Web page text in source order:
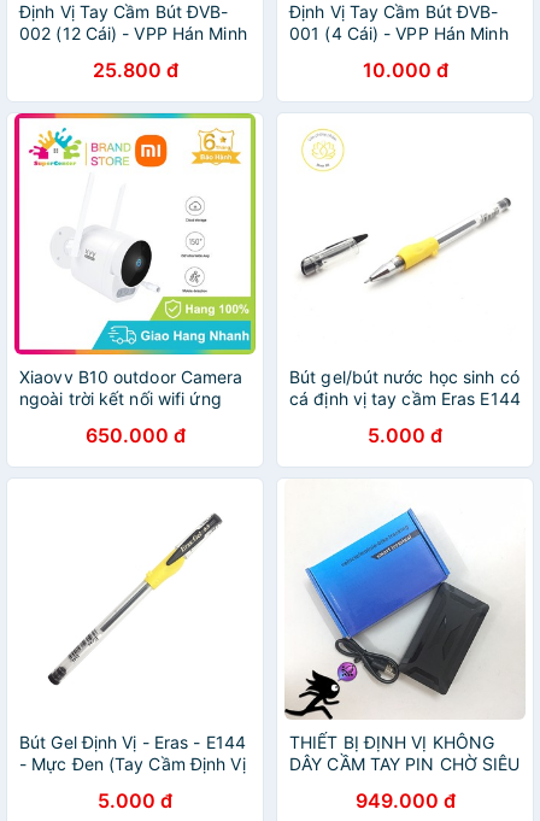
Định Vị Tay Cầm Bút ĐVB-
002 (12 Cái) - VPP Hán Minh
25.800 đ
Định Vị Tay Cầm Bút ĐVB-
001 (4 Cái) - VPP Hán Minh
10.000 đ
Xiaovv B10 outdoor Camera
ngoài trời kết nối wifi ứng
nước 6 tháng Bảo hành
650.000 đ
Bút gel/bút nước học sinh có
cá định vị tay cầm Eras E144
5.000 đ
Bút Gel Định Vị - Eras - E144
- Mực Đen (Tay Cầm Định Vị
5.000 đ
THIẾT BỊ ĐỊNH VỊ KHÔNG
DÂY CẦM TAY PIN CHỜ SIÊU
949.000 đ